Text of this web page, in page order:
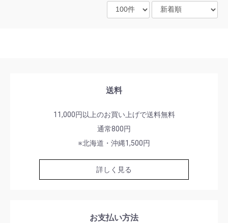
送料
11,000円以上のお買い上げで送料無料
通常800円
※北海道・沖縄1,500円
詳しく見る
お支払い方法